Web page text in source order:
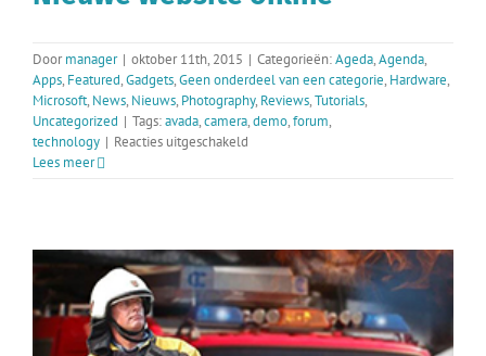
Doormanager | oktober 11th, 2015 | Categorieën:Ageda,Agenda,
Apps, Featured,Gadgets,Geen onderdeel van een categorie, Hardware,
Microsoft, News, Nieuws, Photography, Reviews,Tutorials,
Uncategorized | Tags:avada,camera,demo,forum,
technology | Reacties uitgeschakeld
Lees meer